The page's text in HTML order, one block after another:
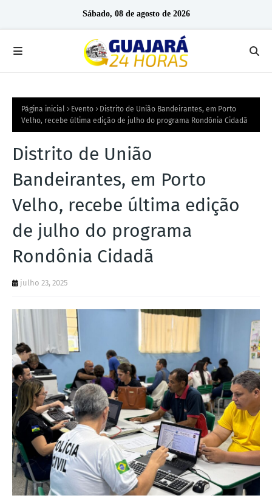
Sábado, 08 de agosto de 2026
Página inicial Evento
Distrito de União Bandeirantes, em Porto
Velho, recebe última edição de julho do programa Rondônia Cidadã
Distrito de União
Bandeirantes, em Porto
Velho, recebe última edição
de julho do programa
Rondônia Cidadã
julho 23, 2025